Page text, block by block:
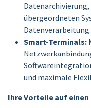
übergeordneten
Datenverarbeitung.
Smart-Terminals:
und maximale
Ihre Vorteile auf einen